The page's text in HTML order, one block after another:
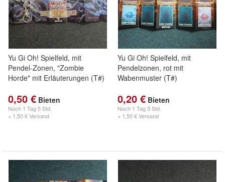
Yu Gi Oh! Spielfeld, mit
Pendel-Zonen, "Zombie
Horde" mit Erläuterungen (T#)
0,50 € Bieten
Noch 1 Tag 5 Std.
+ 1,50 € Versand
Yu Gi Oh! Spielfeld, mit
Pendelzonen, rot mit
Wabenmuster (T#)
0,20 € Bieten
Noch 1 Tag 5 Std.
+ 1,50 € Versand